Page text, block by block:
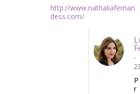
http://www.nathaliafernan
dess.com/
-
P
r